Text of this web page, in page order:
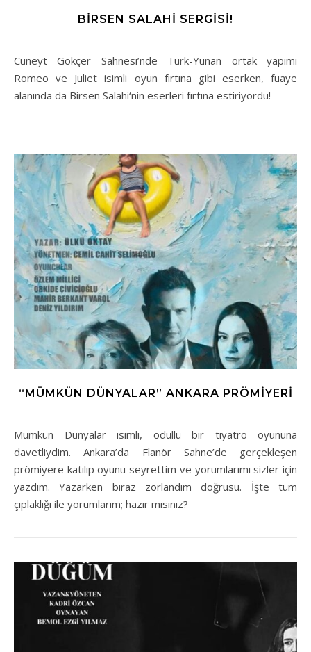
BIRSEN SALAHI SERGISI!
Cüneyt Gökçer Sahnesi’nde Türk-Yunan ortak yapımı
Romeo ve Juliet isimli oyun fırtına gibi eserken, fuaye
alanında da Birsen Salahi‘nin eserleri fırtına estiriyordu!
“MÜMKÜN DÜNYALAR” ANKARA PRÖMIYERI
Mümkün Dünyalar isimli, ödüllü bir tiyatro oyununa
davetliydim. Ankara’da Flanör Sahne’de gerçekleşen
prömiyere katılıp oyunu seyrettim ve yorumlarımı sizler için
yazdım. Yazarken biraz zorlandım doğrusu. İşte tüm
çıplaklığı ile yorumlarım; hazır mısınız?